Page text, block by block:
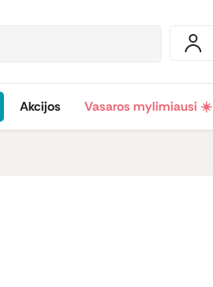
Akcijos Vasaros mylimiausi ☀️